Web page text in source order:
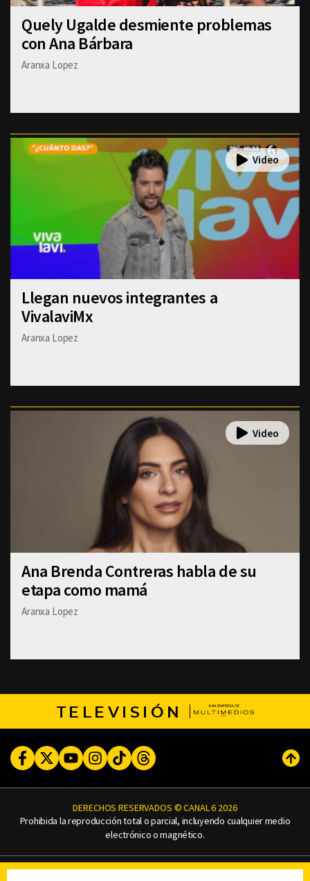
Quely Ugalde desmiente problemas
con Ana Bárbara
Aranxa Lopez
Llegan nuevos integrantes a
VivalaviMx
Aranxa Lopez
Ana Brenda Contreras habla de su
etapa como mamá
Aranxa Lopez
TELEVISIÓN
FacebookTwitterYoutubeInstagram
TikTokThreads
DERECHOS RESERVADOS © CANAL 6 2026
Prohibida la reproducción total o parcial, incluyendo cualquier medio
electrónico o magnético.